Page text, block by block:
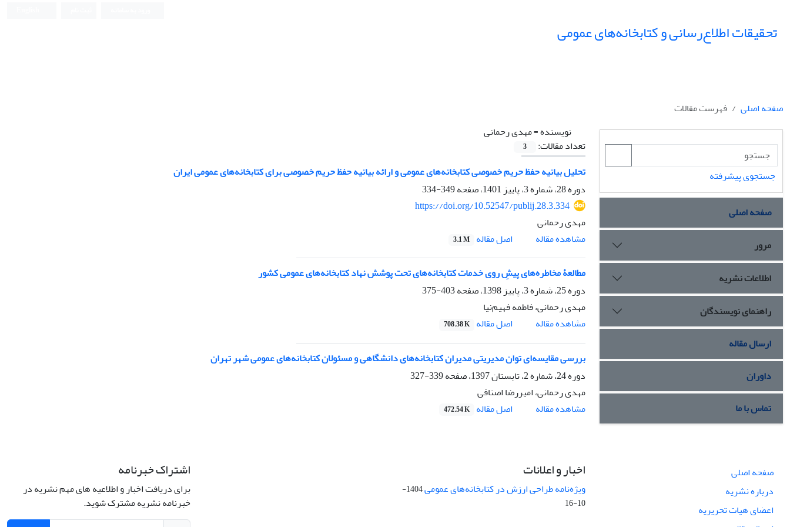
تحقیقات اطلاع‌رسانی و کتابخانه‌های عمومی
صفحه اصلی
فهرست مقالات
نویسنده =مهدى رحمانى
تعداد مقالات:
3
تحلیل بیانیه حفظ حریم خصوصی کتابخانه‌های عمومی و ارائه بیانیه حفظ حریم خصوصی برای کتابخانه‌های عمومی ایران
دوره 28، شماره 3، پاییز 1401، صفحه
349-334
https://doi.org/10.52547/publij.28.3.334
مهدى رحمانى
مشاهده مقاله
اصل مقاله 3.1 M
مطالعۀ مخاطره‌های پیشِ روی خدمات کتابخانه‌های تحت پوشش نهاد کتابخانه‌های عمومی کشور
دوره 25، شماره 3، پاییز 1398، صفحه
403-375
مهدى رحمانى، فاطمه فهیم‌نیا
مشاهده مقاله
اصل مقاله 708.38 K
بررسی مقایسه‌ای توان مدیریتی مدیران کتابخانه‌های دانشگاهی و مسئولان کتابخانه‌های عمومی شهر تهران
دوره 24، شماره 2، تابستان 1397، صفحه
339-327
مهدى رحمانى، امیررضا اصنافی
مشاهده مقاله
اصل مقاله 472.54 K
جستجوی پیشرفته
صفحه اصلی
مرور
اطلاعات نشریه
راهنمای نویسندگان
ارسال مقاله
داوران
تماس با ما
صفحه اصلی
درباره نشریه
اعضای هیات تحریریه
اخبار و اعلانات
ویژه‌نامه طراحی ارزش در کتابخانه‌های عمومی
1404-
10-16
اشتراک خبرنامه
برای دریافت اخبار و اطلاعیه های مهم نشریه در
خبرنامه نشریه مشترک شوید.